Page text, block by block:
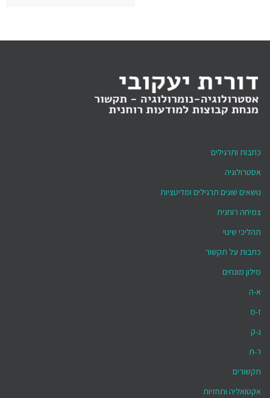
כתבות ותרגילים
אסטרולוגיה
נושאים שונים תרגילים ומדיטציות
צמיחה רוחנית
תהליכי שינוי
כתבות על תקשור
מילון מונחים
א-ה
ז-מ
נ-ק
ר-ת
תקשורים
אקטואליה ותחזיות